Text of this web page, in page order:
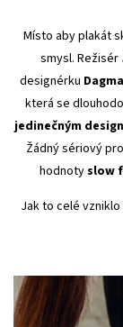
Místo aby plakát
smysl.
designérku
která se
jedinečným
Žádný sériový
hodnotyslow
Jak to celé